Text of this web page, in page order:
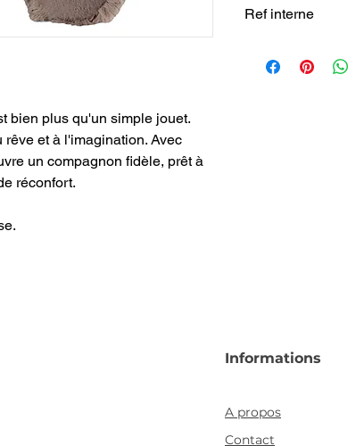
bien plus qu'un simple jouet.
et à l'imagination. Avec
un compagnon fidèle, prêt à
réconfort.
Composition : 100 %
Ref interne
Informations
A propos
Contact